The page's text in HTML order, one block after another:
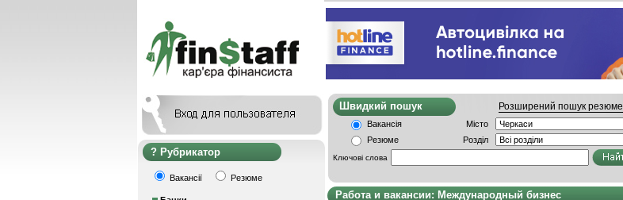
Рубрикатор
Вакансії Резюме
Швидкий пошук Розширений пошук резюме
Вакансія
Місто
Резюме
Розділ
Ключові слова
Работа и вакансии: Международный бизнес